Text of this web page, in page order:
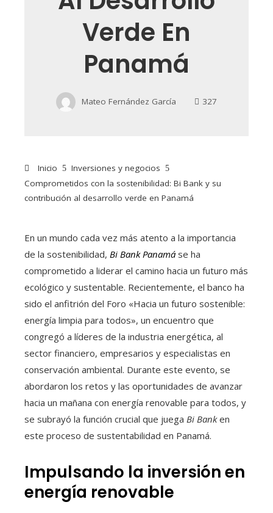
Verde En
Panamá
Mateo Fernández García 327
Inicio
Inversiones y negocios
Comprometidos con la sostenibilidad: Bi Bank y su
contribución al desarrollo verde en Panamá
En un mundo cada vez más atento a la importancia
de la sostenibilidad, Bi Bank Panamá se ha
comprometido a liderar el camino hacia un futuro más
ecológico y sustentable. Recientemente, el banco ha
sido el anfitrión del Foro «Hacia un futuro sostenible:
energía limpia para todos», un encuentro que
congregó a líderes de la industria energética, al
sector financiero, empresarios y especialistas en
conservación ambiental. Durante este evento, se
abordaron los retos y las oportunidades de avanzar
hacia un mañana con energía renovable para todos, y
se subrayó la función crucial que juega Bi Banken
este proceso de sustentabilidad en Panamá.
Impulsando la inversión en
energía renovable